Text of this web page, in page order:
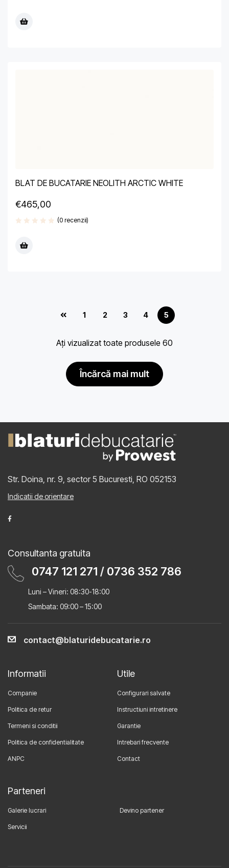
BLAT DE BUCATARIE NEOLITH ARCTIC WHITE
€465,00
(0 recenzii)
1 2 3 4 5
încărcă mai mult
Ați vizualizat toate produsele 60
Str. Doina, nr. 9, sector 5 Bucuresti, RO 052153
Indicatii de orientare
Consultanta gratuita
0747 121 271 / 0736 352 786
Luni – Vineri: 08:30-18:00
Sambata: 09:00 – 15:00
contact@blaturidebucatarie.ro
Informatii
Companie
Politica de retur
Termeni si conditii
Politica de confidentialitate
ANPC
Utile
Configurari salvate
Instructiuni intretinere
Garantie
Intrebari frecvente
Contact
Parteneri
Galerie lucrari Devino partener
Servicii